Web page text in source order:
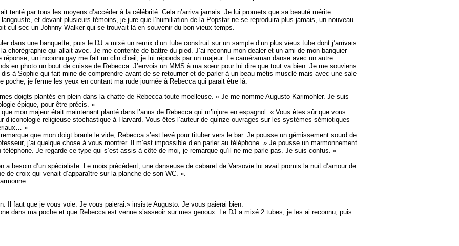
tenté par tous les moyens d’accéder à la célébrité. Cela n’arriva jamais. Je lui promets que sa beauté mérite
et devant plusieurs témoins, je jure que l’humiliation de la Popstar ne se reproduira plus jamais, un nouveau
cul sec un Johnny Walker qui se trouvait là en souvenir du bon vieux temps.
dans une banquette, puis le DJ a mixé un remix d’un tube construit sur un sample d’un plus vieux tube dont j’arrivais
chorégraphie qui allait avec. Je me contente de battre du pied. J’ai reconnu mon dealer et un ami de mon banquier
un inconnu gay me fait un clin d’œil, je lui réponds par un majeur. Le caméraman danse avec un autre
en photo un bout de cuisse de Rebecca. J’envois un MMS à ma sœur pour lui dire que tout va bien. Je me souviens
à Sophie qui fait mine de comprendre avant de se retourner et de parler à un beau métis musclé mais avec une sale
poche, je ferme les yeux en contant ma rude journée à Rebecca qui parait être là.
doigts plantés en plein dans la chatte de Rebecca toute moelleuse. « Je me nomme Augusto Karimohler. Je suis
épique, pour être précis. »
mon majeur était maintenant planté dans l’anus de Rebecca qui m’injure en espagnol. « Vous êtes sûr que vous
religieuse stochastique à Harvard. Vous êtes l’auteur de quinze ouvrages sur les systèmes sémiotiques
»
que mon doigt branle le vide, Rebecca s’est levé pour tituber vers le bar. Je pousse un gémissement sourd de
j’ai quelque chose à vous montrer. Il m’est impossible d’en parler au téléphone. » Je pousse un marmonnement
Je regarde ce type qui s’est assis à côté de moi, je remarque qu’il ne me parle pas. Je suis confus. «
a besoin d’un spécialiste. Le mois précédent, une danseuse de cabaret de Varsovie lui avait promis la nuit d’amour de
de croix qui venait d’apparaître sur la planche de son WC. ».
Il faut que je vous voie. Je vous paierai.» insiste Augusto. Je vous paierai bien.
dans ma poche et que Rebecca est venue s’asseoir sur mes genoux. Le DJ a mixé 2 tubes, je les ai reconnu, puis